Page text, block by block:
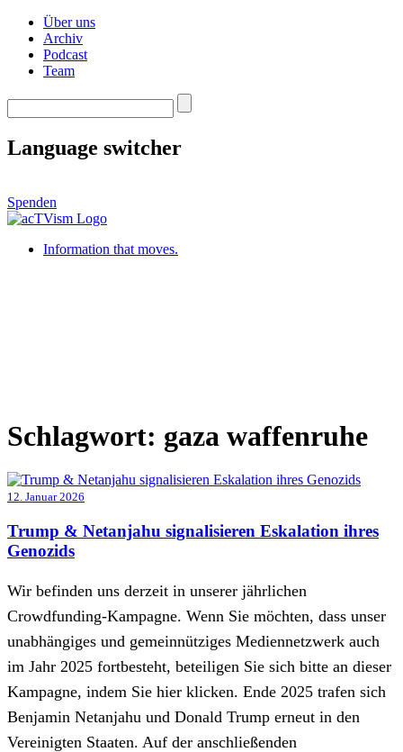
Über uns
Archiv
Podcast
Team
Language switcher
Spenden
Information that moves.
Schlagwort: gaza waffenruhe
12. Januar 2026
Trump & Netanjahu signalisieren Eskalation ihres
Genozids
Wir befinden uns derzeit in unserer jährlichen
Crowdfunding-Kampagne. Wenn Sie möchten, dass unser
unabhängiges und gemeinnütziges Mediennetzwerk auch
im Jahr 2025 fortbesteht, beteiligen Sie sich bitte an dieser
Kampagne, indem Sie hier klicken. Ende 2025 trafen sich
Benjamin Netanjahu und Donald Trump erneut in den
Vereinigten Staaten. Auf der anschließenden